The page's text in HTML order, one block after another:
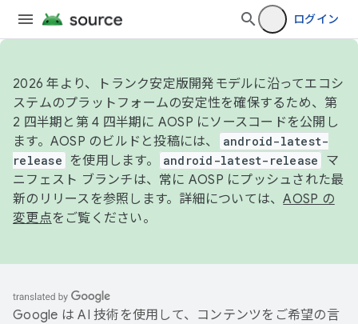
ログイン
2026 年より、トランク安定版開発モデルに沿ってエコシ
ステムのプラットフォームの安定性を確保するため、第
2 四半期と第 4 四半期に AOSP にソースコードを公開し
ます。AOSP のビルドと投稿には、
android-latest-
release
を使用します。 android-latest-release
マ
ニフェスト ブランチは、常に AOSP にプッシュされた最
新のリリースを参照します。詳細については、AOSP の
変更点をご覧ください。
Google は AI 技術を使用して、コンテンツをご希望の言